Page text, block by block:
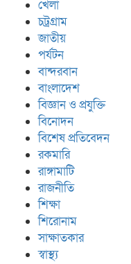
খেলা
চট্রগ্রাম
জাতীয়
পর্যটন
বান্দরবান
বাংলাদেশ
বিজ্ঞান ও প্রযুক্তি
বিনোদন
বিশেষ প্রতিবেদন
রকমারি
রাঙ্গামাটি
রাজনীতি
শিক্ষা
শিরোনাম
সাক্ষাতকার
স্বাস্থ্য